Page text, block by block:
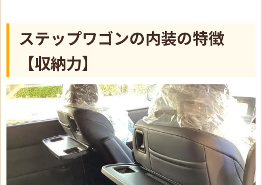
ステップワゴンの内装の特徴
【収納力】